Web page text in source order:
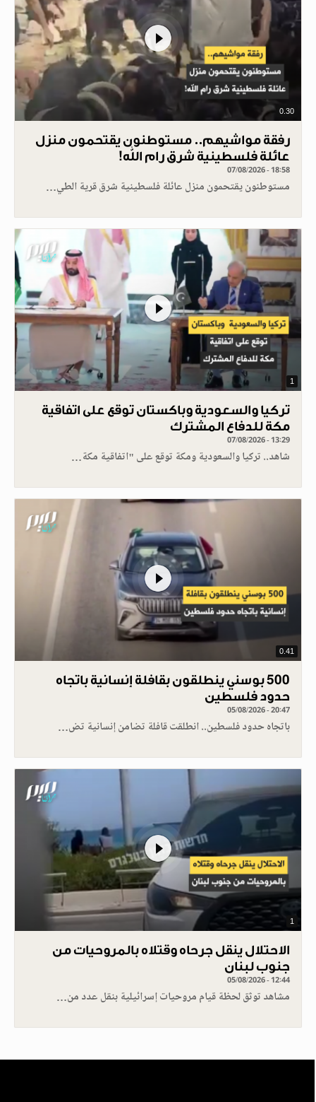
0.30
رفقة مواشيهم.. مستوطنون يقتحمون منزل
عائلة فلسطينية شرق رام الله!
07/08/2026 - 18:58
مستوطنون يقتحمون منزل عائلة فلسطينية شرق قرية الطي…
1
تركيا والسعودية وباكستان توقع على اتفاقية
مكة للدفاع المشترك
07/08/2026 - 13:29
شاهد.. تركيا والسعودية ومكة توقع على "اتفاقية مكة…
0.41
500 بوسني ينطلقون بقافلة إنسانية باتجاه
حدود فلسطين
05/08/2026 - 20:47
باتجاه حدود فلسطين.. انطلقت قافلة تضامن إنسانية تض…
1
الاحتلال ينقل جرحاه وقتلاه بالمروحيات من
جنوب لبنان
05/08/2026 - 12:44
مشاهد توثق لحظة قيام مروحيات إسرائيلية بنقل عدد من…